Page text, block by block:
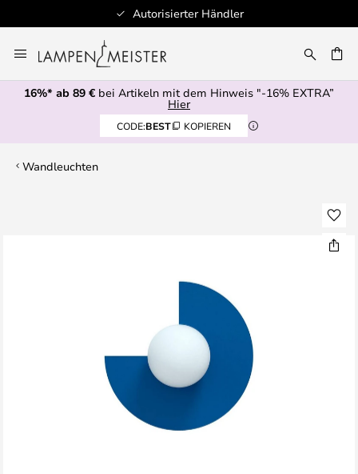
Autorisierter Händler
Inhalt
springen
16%* ab 89 € bei Artikeln mit dem Hinweis "-16% EXTRA”
Hier
CODE:BEST KOPIEREN
Wandleuchten